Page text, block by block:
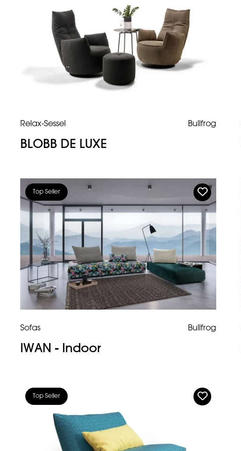
Relax-Sessel Bullfrog
BLOBB DE LUXE
Top Seller
Sofas Bullfrog
IWAN - Indoor
Top Seller